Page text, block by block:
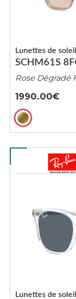
SCHM61S
Lunettes de soleil
Rose Dégradé
1990.00
Lunettes de soleil